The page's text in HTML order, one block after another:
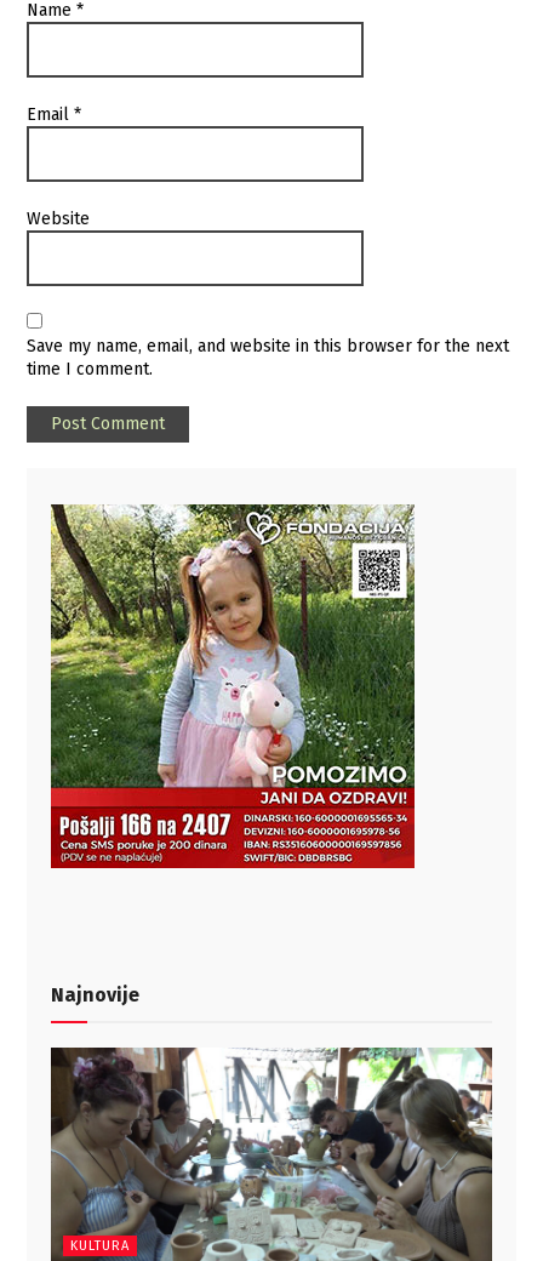
Name*
Email*
Website
Save my name, email, and website in this browser for the next
time I comment.
Najnovije
KULTURA